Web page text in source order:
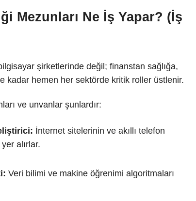
Mezunları Ne İş Yapar? (İş
şirketlerinde değil; finanstan sağlığa,
kadar hemen her sektörde kritik roller üstlenir.
ve unvanlar şunlardır:
İnternet sitelerinin ve akıllı telefon
alırlar.
Veri bilimi ve makine öğrenimi algoritmaları